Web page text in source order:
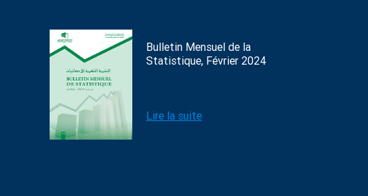
Bulletin Mensuel de la
Statistique, Février 2024
Lire la suite